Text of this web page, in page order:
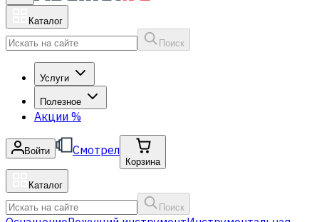
Каталог
Поиск
Услуги
Полезное
Акции %
Войти Смотрел
Корзина
Каталог
Поиск